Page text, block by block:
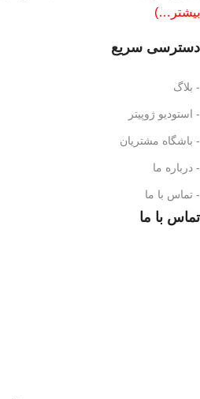
بیشتر…)
دسترسی سریع
- بلاگ
- استودیو ژوپیتر
- باشگاه مشتریان
- درباره ما
- تماس با ما
تماس با ما